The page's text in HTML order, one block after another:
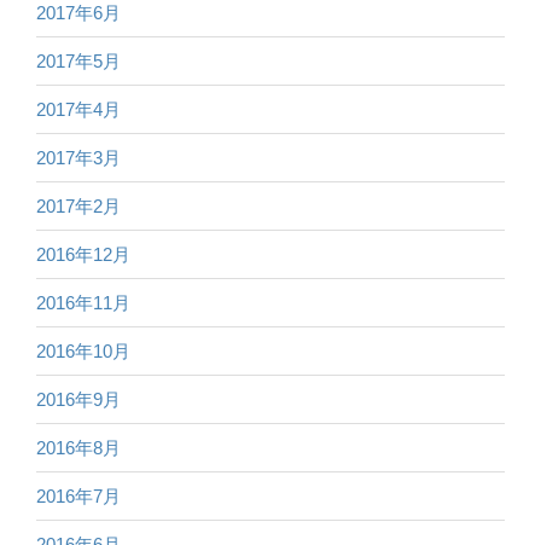
2017年6月
2017年5月
2017年4月
2017年3月
2017年2月
2016年12月
2016年11月
2016年10月
2016年9月
2016年8月
2016年7月